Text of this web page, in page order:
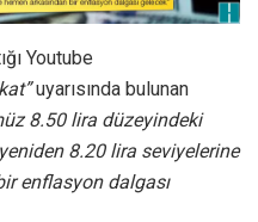
Youtube
uyarısında bulunan
8.50 lira düzeyindeki
8.20 lira seviyelerine
enflasyon dalgası